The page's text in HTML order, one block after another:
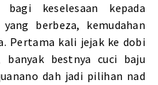
keselesaan kepada
berbeza, kemudahan
Pertama kali jejak ke dobi
bestnya cuci baju
dah jadi pilihan nad